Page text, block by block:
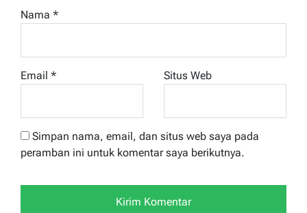
Nama *
Email * Situs Web
Simpan nama, email, dan situs web saya pada
peramban ini untuk komentar saya berikutnya.